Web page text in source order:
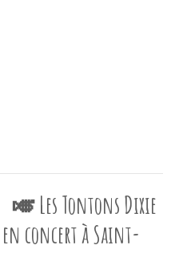
🎺 Les Tontons Dixie
en concert à Saint-